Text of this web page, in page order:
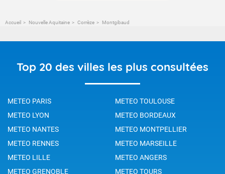
Accueil Nouvelle Aquitaine Corrèze Montgibaud
Top 20 des villes les plus consultées
METEO PARIS
METEO TOULOUSE
METEO LYON
METEO BORDEAUX
METEO NANTES
METEO MONTPELLIER
METEO RENNES
METEO MARSEILLE
METEO LILLE
METEO ANGERS
METEO GRENOBLE
METEO TOURS